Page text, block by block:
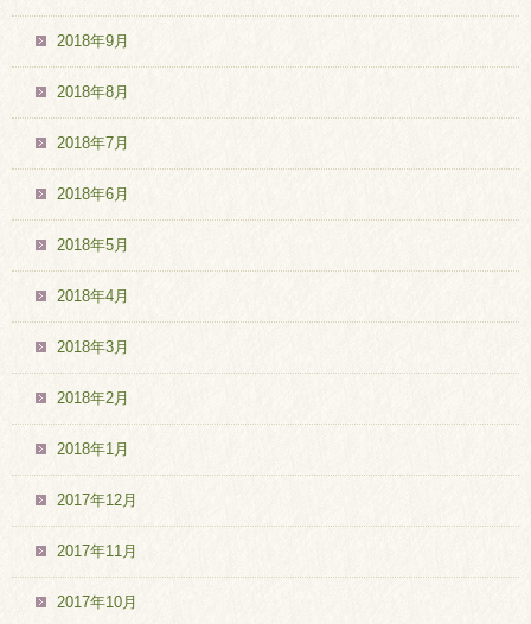
2018年9月
2018年8月
2018年7月
2018年6月
2018年5月
2018年4月
2018年3月
2018年2月
2018年1月
2017年12月
2017年11月
2017年10月